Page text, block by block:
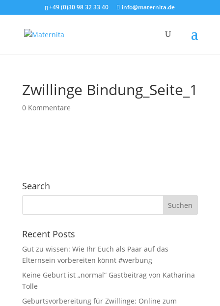
+49 (0)30 98 32 33 40 info@maternita.de
Zwillinge Bindung_Seite_1
0 Kommentare
Search
Recent Posts
Gut zu wissen: Wie Ihr Euch als Paar auf das
Elternsein vorbereiten könnt #werbung
Keine Geburt ist „normal“ Gastbeitrag von Katharina
Tolle
Geburtsvorbereitung für Zwillinge: Online zum